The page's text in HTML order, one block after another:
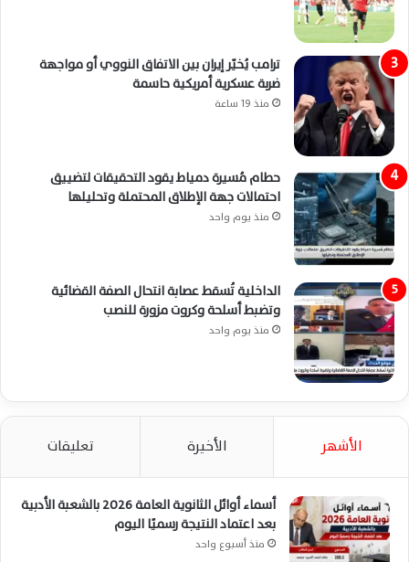
ترامب يُخيّر إيران بين الاتفاق النووي أو مواجهة
ضربة عسكرية أمريكية حاسمة
منذ 19 ساعة
حطام مُسيرة دمياط يقود التحقيقات لتضييق
احتمالات جهة الإطلاق المحتملة وتحليلها
منذ يوم واحد
الداخلية تُسقط عصابة انتحال الصفة القضائية
وتضبط أسلحة وكروت مزورة للنصب
منذ يوم واحد
الأشهر الأخيرة تعليقات
أسماء أوائل الثانوية العامة 2026 بالشعبة الأدبية
بعد اعتماد النتيجة رسميًا اليوم
منذ أسبوع واحد